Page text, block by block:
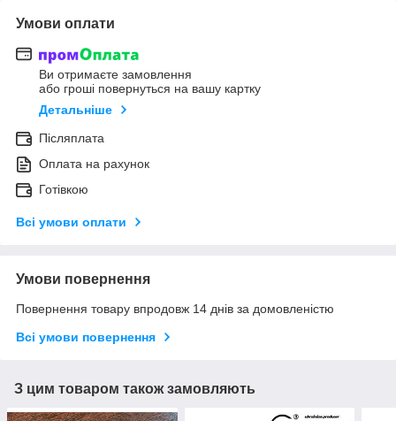
Умови оплати
Ви отримаєте замовлення
або гроші повернуться на вашу картку
Детальніше
Післяплата
Оплата на рахунок
Готівкою
Всі умови оплати
Умови повернення
Повернення товару впродовж 14 днів за домовленістю
Всі умови повернення
З цим товаром також замовляють